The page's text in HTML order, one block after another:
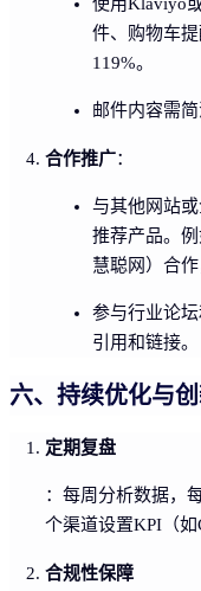
件、购物车
119%。
邮件内容需
合作推广：
与其他网站
推荐产品。
慧聪网）合
参与行业论
引用和链接。
六、持续优化与
定期复盘
：每周分析数据，
个渠道设置KPI（如
合规性保障